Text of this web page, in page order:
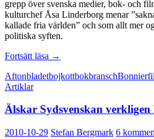
grepp över svenska medier, bok- och
kulturchef Åsa Linderborg menar
kallade fria världen” och som allt mer
politiska syften.
Fortsätt läsa När
debatterar
→
AftonbladetbojkottbokbranschBonnier
Artiklar
Älskar Sydsvenskan
2010-10-29 Stefan Bergmark 6